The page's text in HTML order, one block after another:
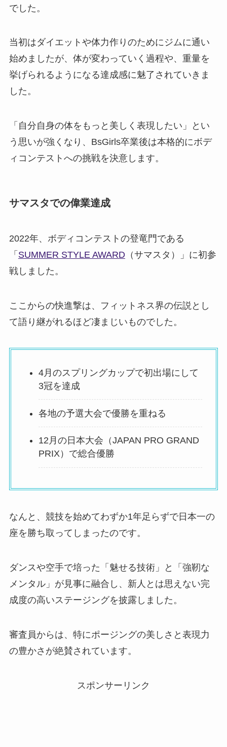
でした。
当初はダイエットや体力作りのためにジムに通い
始めましたが、体が変わっていく過程や、重量を
挙げられるようになる達成感に魅了されていきま
した。
「自分自身の体をもっと美しく表現したい」とい
う思いが強くなり、BsGirls卒業後は本格的にボデ
ィコンテストへの挑戦を決意します。
サマスタでの偉業達成
2022年、ボディコンテストの登竜門である
「 SUMMER STYLE AWARD（サマスタ）」に初参
戦しました。
ここからの快進撃は、フィットネス界の伝説とし
て語り継がれるほど凄まじいものでした。
4月のスプリングカップで初出場にして
3冠を達成
各地の予選大会で優勝を重ねる
12月の日本大会（JAPAN PRO GRAND
PRIX）で総合優勝
なんと、競技を始めてわずか1年足らずで日本一の
座を勝ち取ってしまったのです。
ダンスや空手で培った「魅せる技術」と「強靭な
メンタル」が見事に融合し、新人とは思えない完
成度の高いステージングを披露しました。
審査員からは、特にポージングの美しさと表現力
の豊かさが絶賛されています。
スポンサーリンク